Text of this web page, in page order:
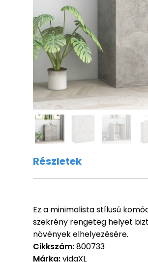
Részletek
Ez a minimalista stílusú
szekrény rengeteg helyet
növények elhelyezésére.
Cikkszám:800733
Márka:vidaXL